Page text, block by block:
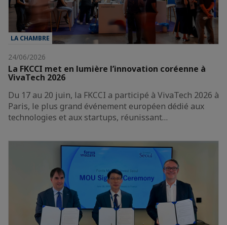
LA CHAMBRE
24/06/2026
La FKCCI met en lumière l’innovation coréenne à
VivaTech 2026
Du 17 au 20 juin, la FKCCI a participé à VivaTech 2026 à
Paris, le plus grand événement européen dédié aux
technologies et aux startups, réunissant…